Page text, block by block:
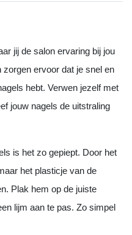
jij de salon ervaring bij jou
ervoor dat je snel en
hebt. Verwen jezelf met
jouw nagels de uitstraling
is het zo gepiept. Door het
het plasticje van de
Plak hem op de juiste
lijm aan te pas. Zo simpel